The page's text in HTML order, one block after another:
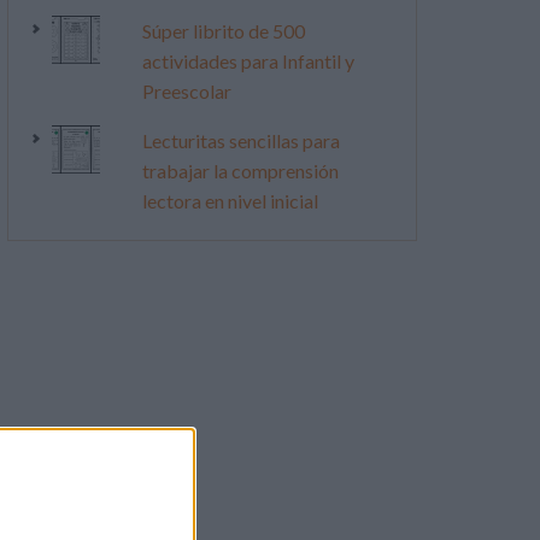
Súper librito de 500
actividades para Infantil y
Preescolar
Lecturitas sencillas para
trabajar la comprensión
lectora en nivel inicial